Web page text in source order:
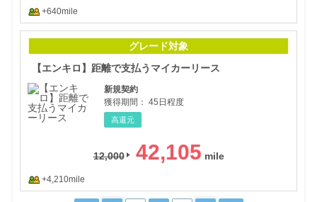
+640mile
グレード対象
【エンキロ】距離で支払うマイカーリース
新規契約
獲得期間： 45日程度
高還元
12,000 42,105
+4,210mile